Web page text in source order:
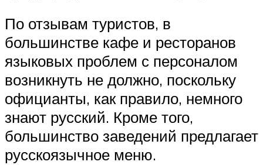
По отзывам туристов, в
большинстве кафе и ресторанов
языковых проблем с персоналом
возникнуть не должно, поскольку
официанты, как правило, немного
знают русский. Кроме того,
большинство заведений предлагает
русскоязычное меню.